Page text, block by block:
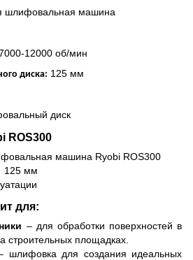
шлифовальная машина
12000 об/мин
диска: 125 мм
диск
ROS300
машина Ryobi ROS300
125 мм
для:
– для обработки поверхностей в
строительных площадках.
шлифовка для создания идеальных